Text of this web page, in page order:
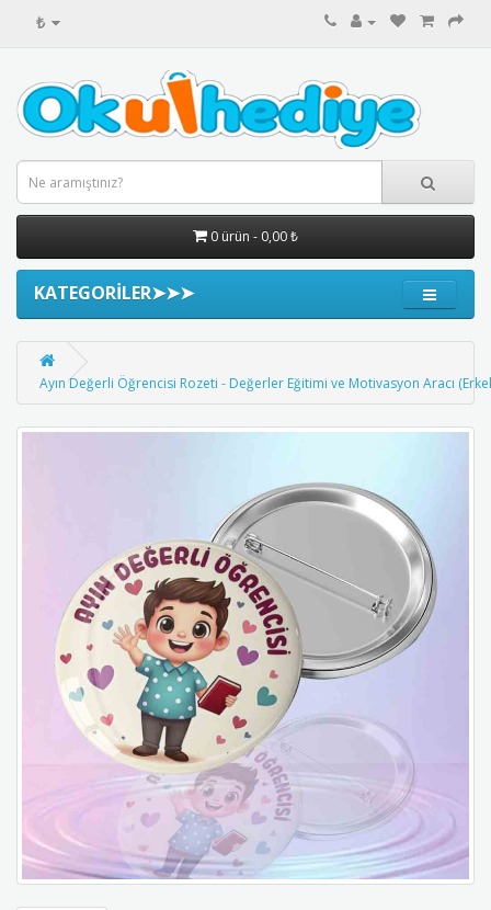
₺
0 ürün - 0,00 ₺
KATEGORİLER➤➤➤
Ayın Değerli Öğrencisi Rozeti - Değerler Eğitimi ve Motivasyon Aracı